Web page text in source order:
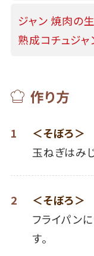
ジャン 焼肉の
熟成コチュジャ
作り方
1
＜そぼろ＞
玉ねぎはみ
2
＜そぼろ＞
フライパン
す。